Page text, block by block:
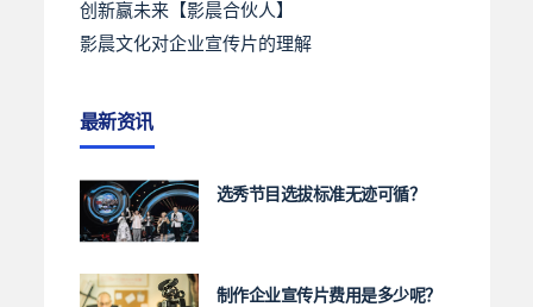
创新赢未来【影晨合伙人】
影晨文化对企业宣传片的理解
最新资讯
选秀节目选拔标准无迹可循？
制作企业宣传片费用是多少呢？